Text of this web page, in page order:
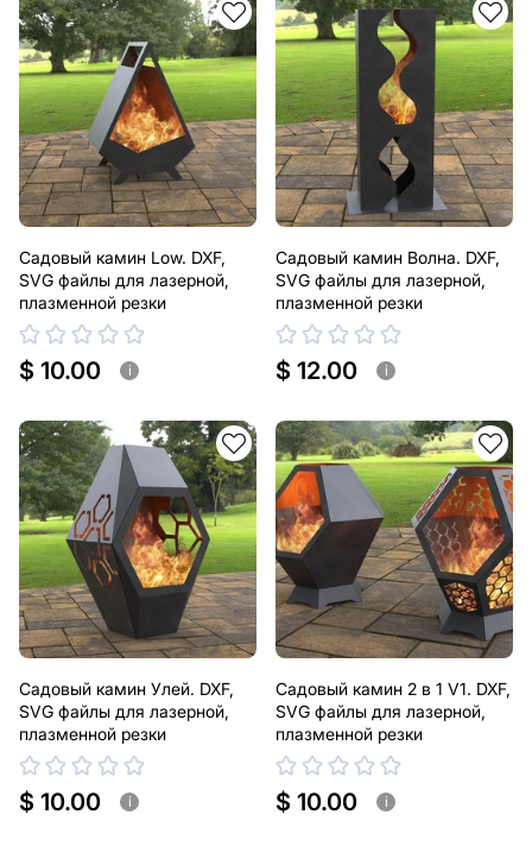
Садовый камин Low. DXF,
SVG файлы для лазерной,
плазменной резки
$ 10.00 i
Садовый камин Волна. DXF,
SVG файлы для лазерной,
плазменной резки
$ 12.00 i
Садовый камин Улей. DXF,
SVG файлы для лазерной,
плазменной резки
$ 10.00 i
Садовый камин 2 в 1 V1. DXF,
SVG файлы для лазерной,
плазменной резки
$ 10.00 i